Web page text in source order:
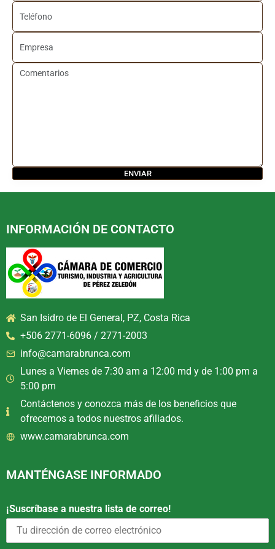
INFORMACIÓN DE CONTACTO
San Isidro de El General, PZ, Costa Rica
+506 2771-6096 / 2771-2003
info@camarabrunca.com
Lunes a Viernes de 7:30 am a 12:00 md y de 1:00 pm a
5:00 pm
Contáctenos y conozca más de los beneficios que
ofrecemos a todos nuestros afiliados.
www.camarabrunca.com
MANTÉNGASE INFORMADO
¡Suscríbase a nuestra lista de correo!